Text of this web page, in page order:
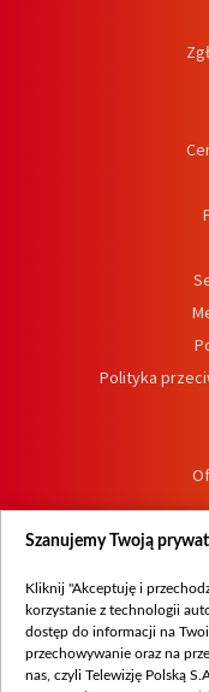
Polityka
Szanujemy Twoją
Kliknij "Akceptuję i
korzystanie z technologii
dostęp do informacji na
przechowywanie oraz na
nas, czyli Telewizję Polską